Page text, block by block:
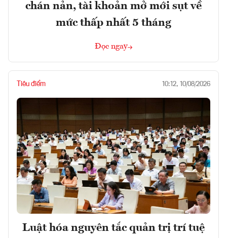
chán nản, tài khoản mở mới sụt về
mức thấp nhất 5 tháng
Đọc ngay
Tiêu điểm 10:12, 10/08/2026
Luật hóa nguyên tắc quản trị trí tuệ